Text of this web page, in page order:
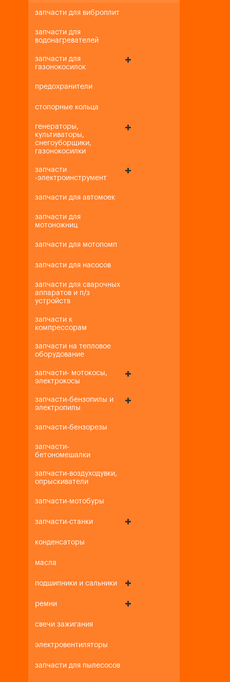
запчасти для виброплит
запчасти для
водонагревателей
запчасти для
газонокосилок
предохранители
стопорные кольца
генераторы,
культиваторы,
снегоуборщики,
газонокосилки
запчасти
-электроинструмент
запчасти для автомоек
запчасти для
мотоножниц
запчасти для мотопомп
запчасти для насосов
запчасти для сварочных
аппаратов и п/з
устройств
запчасти к
компрессорам
запчасти на тепловое
оборудование
запчасти- мотокосы,
электрокосы
запчасти-бензопилы и
электропилы
запчасти-бензорезы
запчасти-
бетономешалки
запчасти-воздуходувки,
опрыскиватели
запчасти-мотобуры
запчасти-станки
конденсаторы
масла
подшипники и сальники
ремни
свечи зажигания
электровентиляторы
запчасти для пылесосов